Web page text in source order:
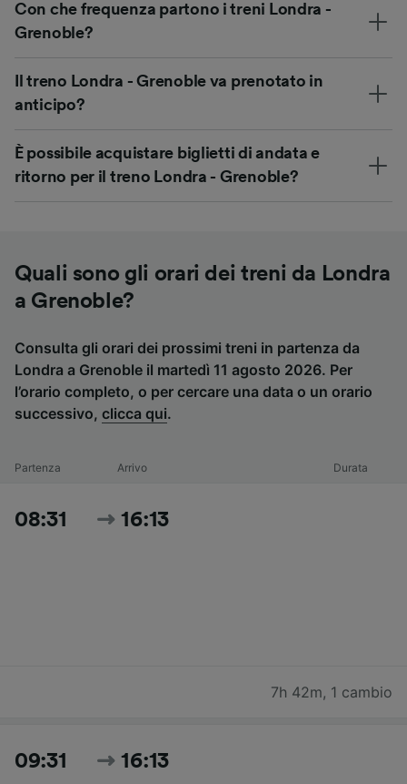
Con che frequenza partono i treni Londra -
Grenoble?
Il treno Londra - Grenoble va prenotato in
anticipo?
È possibile acquistare biglietti di andata e
ritorno per il treno Londra - Grenoble?
Quali sono gli orari dei treni da Londra
a Grenoble?
Consulta gli orari dei prossimi treni in partenza da
Londra a Grenoble il martedì 11 agosto 2026. Per
l’orario completo, o per cercare una data o un orario
successivo, clicca qui.
Partenza Arrivo Durata
08:31 16:13
7h 42m, 1 cambio
09:31 16:13